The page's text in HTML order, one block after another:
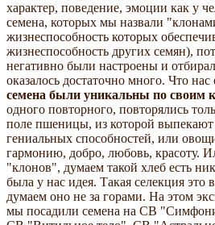
характер, поведение, эмоции как у
семена, которых мы назвали
жизнеспособность которых
жизнеспособность других семян),
негативно были настроены и
оказалось достаточно много. Что
семена были уникальны по своим
одного повторного, повторялись
поле пшеницы, из которой выпекают
гениальных способностей, или
гармонию, добро, любовь, красоту.
"клонов", думаем такой хлеб есть
была у нас идея. Такая селекция это
думаем оно не за горами. На этом
мы посадили семена на СВ